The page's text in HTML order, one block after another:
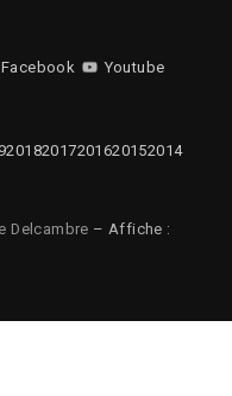
Facebook Youtube
20182017201620152014
Delcambre – Affiche :